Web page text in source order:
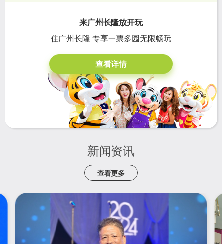
来广州长隆放开玩
住广州长隆 专享一票多园无限畅玩
查看详情
新闻资讯
查看更多